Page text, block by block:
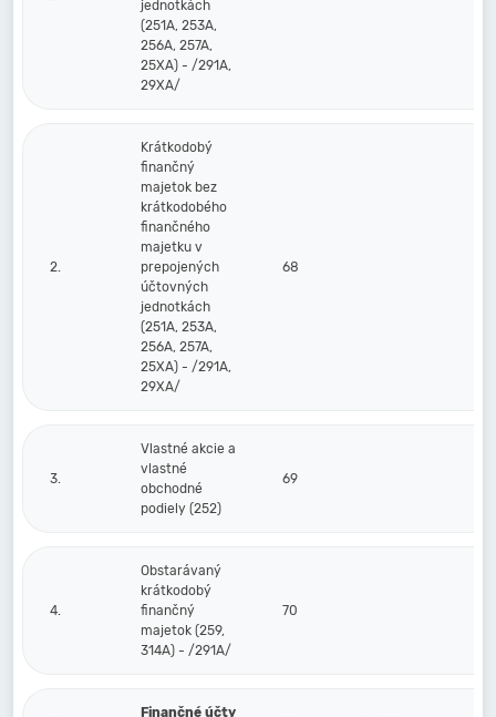
jednotkách
(251A, 253A,
256A, 257A,
25XA) - /291A,
29XA/
2.
Krátkodobý
finančný
majetok bez
krátkodobého
finančného
majetku v
prepojených
účtovných
jednotkách
(251A, 253A,
256A, 257A,
25XA) - /291A,
29XA/
68
3.
Vlastné akcie a
vlastné
obchodné
podiely (252)
69
4.
Obstarávaný
krátkodobý
finančný
majetok (259,
314A) - /291A/
70
Finančné účty